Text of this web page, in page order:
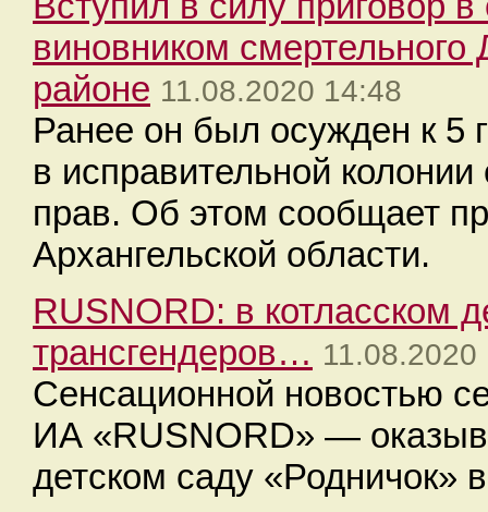
виновником
районе 11.08.2020 14:48
Ранее он был осужден к 5
в исправительной
прав. Об этом сообщает
Архангельской области.
RUSNORD: в котласском
трансгендеров… 11.08.2020
Сенсационной новостью
ИА «RUSNORD» —
детском саду «Родничок»